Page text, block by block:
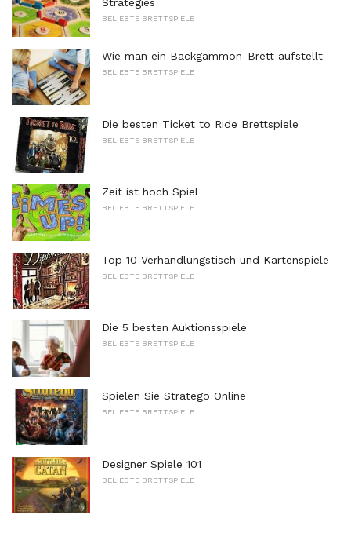
BELIEBTE BRETTSPIELE
Wie man ein Backgammon-Brett aufstellt
BELIEBTE BRETTSPIELE
Die besten Ticket to Ride Brettspiele
BELIEBTE BRETTSPIELE
Zeit ist hoch Spiel
BELIEBTE BRETTSPIELE
Top 10 Verhandlungstisch und Kartenspiele
BELIEBTE BRETTSPIELE
Die 5 besten Auktionsspiele
BELIEBTE BRETTSPIELE
Spielen Sie Stratego Online
BELIEBTE BRETTSPIELE
Designer Spiele 101
BELIEBTE BRETTSPIELE